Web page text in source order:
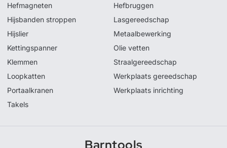
Hefmagneten
Hijsbanden stroppen
Hijslier
Kettingspanner
Klemmen
Loopkatten
Portaalkranen
Takels
Hefbruggen
Lasgereedschap
Metaalbewerking
Olie vetten
Straalgereedschap
Werkplaats gereedschap
Werkplaats inrichting
Barntools